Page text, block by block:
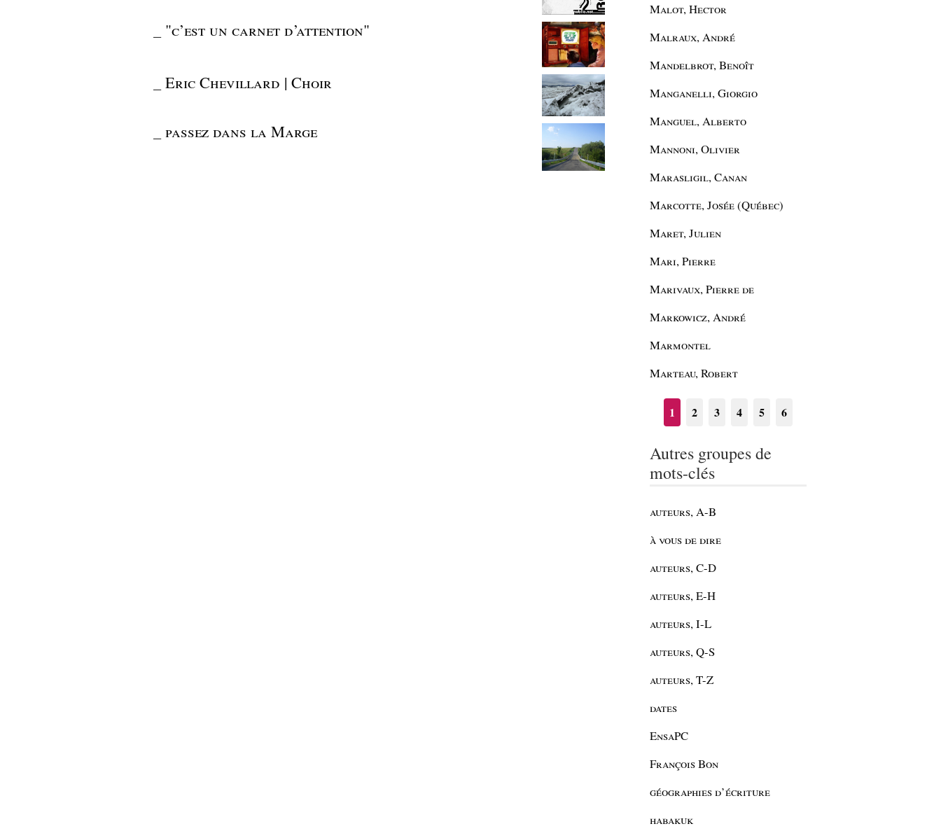
"c’est un carnet d’attention"
Eric Chevillard | Choir
passez dans la Marge
Malot, Hector
Malraux, André
Mandelbrot, Benoît
Manganelli, Giorgio
Manguel, Alberto
Mannoni, Olivier
Marasligil, Canan
Marcotte, Josée (Québec)
Maret, Julien
Mari, Pierre
Marivaux, Pierre de
Markowicz, André
Marmontel
Marteau, Robert
1 2 3 4 5 6
Autres groupes de
mots-clés
auteurs, A-B
à vous de dire
auteurs, C-D
auteurs, E-H
auteurs, I-L
auteurs, Q-S
auteurs, T-Z
dates
EnsaPC
François Bon
géographies d’écriture
habakuk